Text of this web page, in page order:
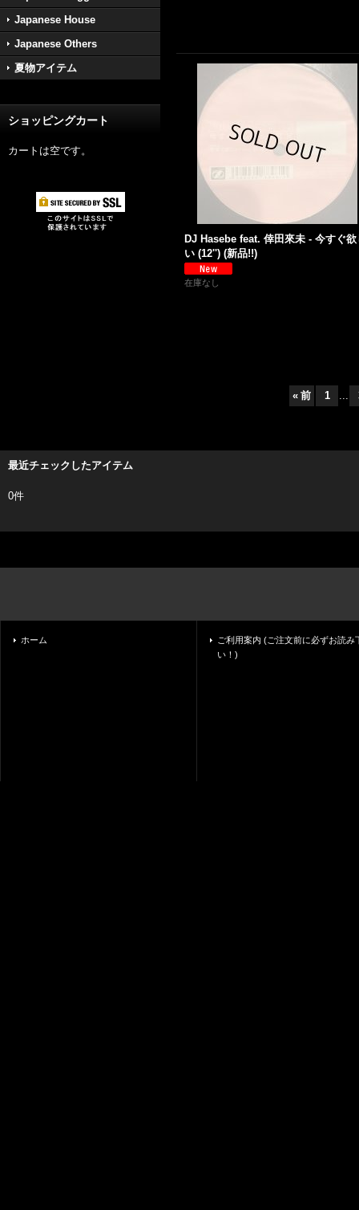
Japanese House
Japanese Others
夏物アイテム
ショッピングカート
カートは空です。
DJ Hasebe feat. 倖田來未 - 今すぐ欲
い (12'') (新品!!)
在庫なし
« 前 1 ...
最近チェックしたアイテム
0件
ホーム
ご利用案内 (ご注文前に必ずお読み
い！)